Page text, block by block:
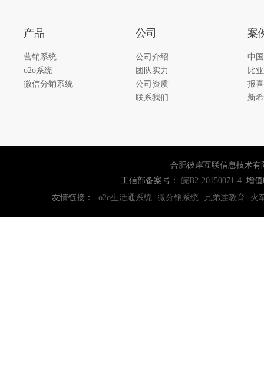
产品
营销系统
o2o系统
微信分销系统
公司
公司介绍
团队实力
公司资质
联系我们
案
中
比
报
新
合肥彼岸互联信息技术有
工信部备案号： 皖B2-20150071-4增值
友情链接：
o2o生活通系统 微分销系统 兄弟连教育 火